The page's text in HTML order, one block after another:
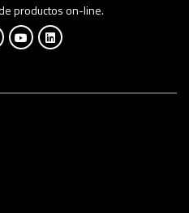
productos on-line.